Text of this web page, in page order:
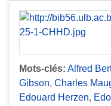
Mots-clés: Alfred
Gibson, Charles
Edouard Herzen,